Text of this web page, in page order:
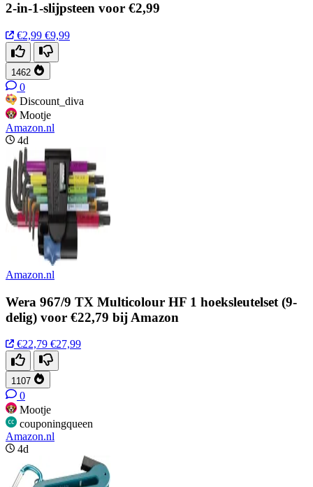
2-in-1-slijpsteen voor €2,99
€2,99 €9,99
1462
0
Discount_diva
Mootje
Amazon.nl
4d
Amazon.nl
Wera 967/9 TX Multicolour HF 1 hoeksleutelset (9-
delig) voor €22,79 bij Amazon
€22,79 €27,99
1107
0
Mootje
couponingqueen
Amazon.nl
4d